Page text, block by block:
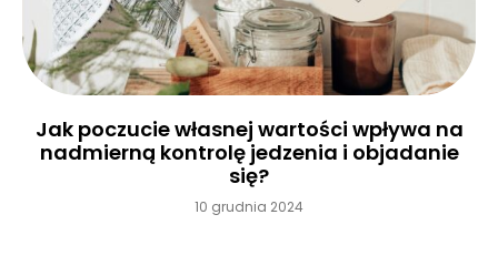
Jak poczucie własnej wartości wpływa na
nadmierną kontrolę jedzenia i objadanie
się?
10 grudnia 2024